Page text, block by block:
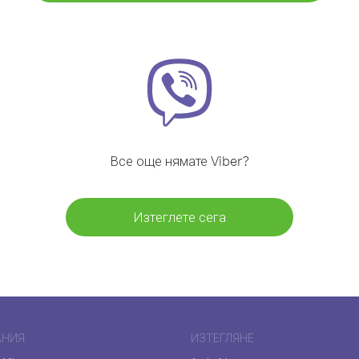
Все още нямате Viber?
Изтеглете сега
ИЗТЕГЛЯНЕ